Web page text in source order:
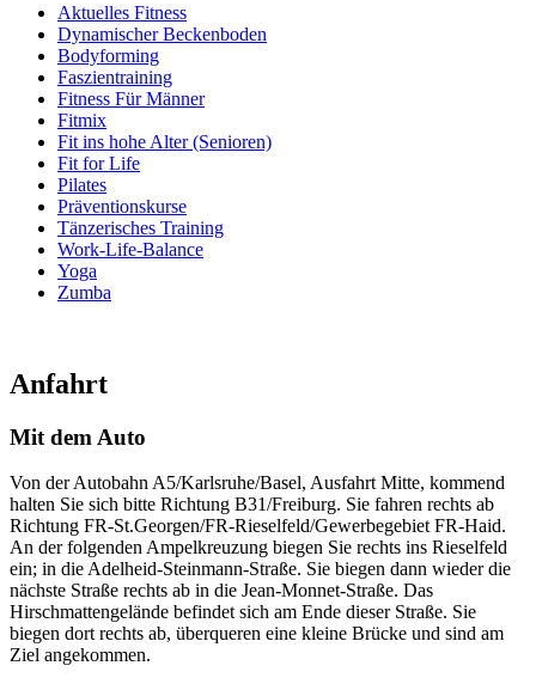
Aktuelles Fitness
Dynamischer Beckenboden
Bodyforming
Faszientraining
Fitness Für Männer
Fitmix
Fit ins hohe Alter (Senioren)
Fit for Life
Pilates
Präventionskurse
Tänzerisches Training
Work-Life-Balance
Yoga
Zumba
Anfahrt
Mit dem Auto
Von der Autobahn A5/Karlsruhe/Basel, Ausfahrt Mitte, kommend
halten Sie sich bitte Richtung B31/Freiburg. Sie fahren rechts ab
Richtung FR-St.Georgen/FR-Rieselfeld/Gewerbegebiet FR-Haid.
An der folgenden Ampelkreuzung biegen Sie rechts ins Rieselfeld
ein; in die Adelheid-Steinmann-Straße. Sie biegen dann wieder die
nächste Straße rechts ab in die Jean-Monnet-Straße. Das
Hirschmattengelände befindet sich am Ende dieser Straße. Sie
biegen dort rechts ab, überqueren eine kleine Brücke und sind am
Ziel angekommen.